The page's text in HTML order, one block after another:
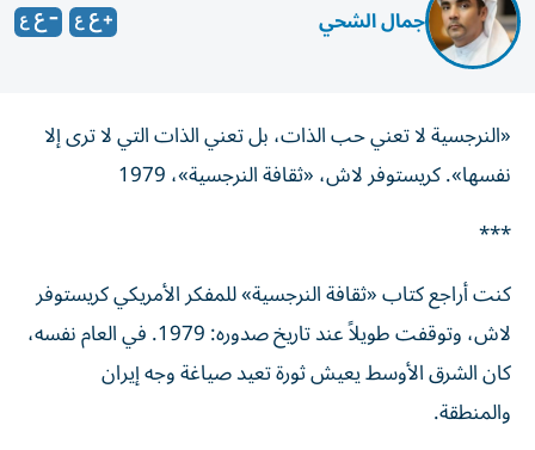
جمال الشحي
«النرجسية لا تعني حب الذات، بل تعني الذات التي لا ترى إلا
نفسها». كريستوفر لاش، «ثقافة النرجسية»، 1979
***
كنت أراجع كتاب «ثقافة النرجسية» للمفكر الأمريكي كريستوفر
لاش، وتوقفت طويلاً عند تاريخ صدوره: 1979. في العام نفسه،
كان الشرق الأوسط يعيش ثورة تعيد صياغة وجه إيران
والمنطقة.